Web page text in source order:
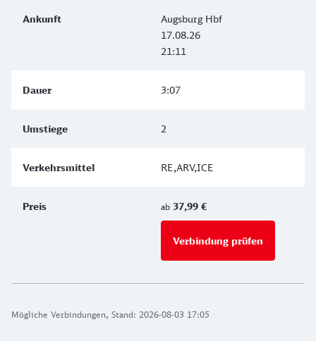
Mögliche Verbindungen, Stand: 2026-08-03 17:05
Augsburg Hbf
17.08.26
21:11
3:07
2
RE,ARV,ICE
ab 37,99 €
Verbindung prüfen